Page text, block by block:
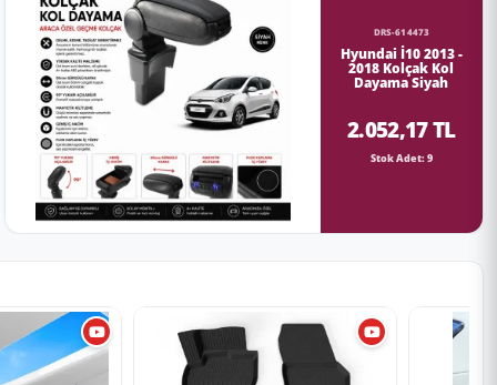
DRS-614473
Hyundai İ10 2013 -
2018 Kolçak Kol
Dayama Siyah
2.052,17 TL
Stok Adet: 9